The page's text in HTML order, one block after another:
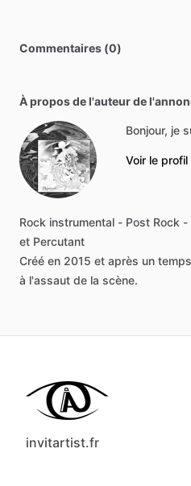
Commentaires (0)
À propos de l'auteur de
Bonjour, je
Voir le profil
Rock instrumental - Post Rock -
et Percutant
Créé en 2015 et après un temps
à l'assaut de la scène.
invitartist.fr